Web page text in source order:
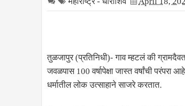
तुळजापुर (प्रतिनिधी)- गाव म्हटलं की
जवळपास 100 वर्षापेक्षा जास्त वर्षांची
धर्मातील लोक उत्साहाने साजरे करतात.